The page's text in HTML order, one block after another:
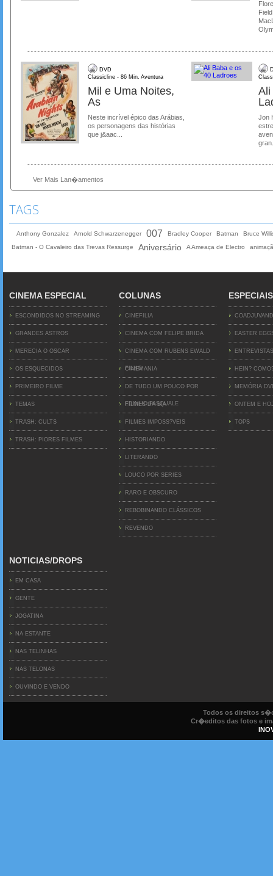
DVD
Classicline - 86 Min. Aventura
Mil e Uma Noites,
As
Neste incrível épico das Arábias,
os personagens das histórias
que j&aac...
Ali
Jon
Ver Mais Lan�amentos
TAGS
Anthony Gonzalez Arnold Schwarzenegger 007 Bradley Cooper Batman
Bruce
Batman - O Cavaleiro das Trevas Ressurge
Aniversário A Ameaça de Electro
CINEMA ESPECIAL
ESCONDIDOS NO STREAMING
GRANDES ASTROS
MERECIA O OSCAR
OS ESQUECIDOS
PRIMEIRO FILME
TEMAS
TRASH: CULTS
TRASH: PIORES FILMES
COLUNAS
CINEFILIA
CINEMA COM FELIPE BRIDA
CINEMA COM RUBENS EWALD
FILHO
CINEMANIA
DE TUDO UM POUCO POR
EDINHO PASQUALE
FILMES DA BIA
FILMES IMPOSS?VEIS
HISTORIANDO
LITERANDO
LOUCO POR SERIES
RARO E OBSCURO
REBOBINANDO CLÁSSICOS
REVENDO
ESPECIAIS
EASTER
ENTREVISTAS
HEIN?
MEMÓRIA
ONTEM E
TOPS
NOTICIAS/DROPS
EM CASA
GENTE
JOGATINA
NA ESTANTE
NAS TELINHAS
NAS TELONAS
OUVINDO E VENDO
Todos os direitos
Cr�editos das fotos e